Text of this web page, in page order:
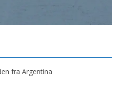
fra Argentina